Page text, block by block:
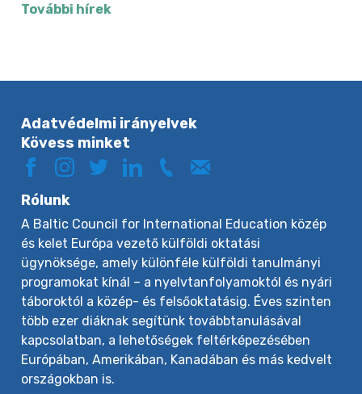
További hírek
Adatvédelmi irányelvek
Kövess minket
Rólunk
A Baltic Council for International Education közép
és kelet Európa vezető külföldi oktatási
ügynöksége, amely különféle külföldi tanulmányi
programokat kínál – a nyelvtanfolyamoktól és nyári
táboroktól a közép- és felsőoktatásig. Éves szinten
több ezer diáknak segítünk továbbtanulásával
kapcsolatban, a lehetőségek feltérképezésében
Európában, Amerikában, Kanadában és más kedvelt
országokban is.